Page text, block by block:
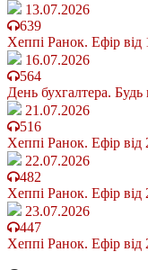
13.07.2026
639
Хеппі Ранок. Ефір від
16.07.2026
564
День бухгалтера. Будь
21.07.2026
516
Хеппі Ранок. Ефір від
22.07.2026
482
Хеппі Ранок. Ефір від
23.07.2026
447
Хеппі Ранок. Ефір від